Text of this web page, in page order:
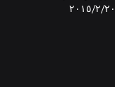
٢٠‏/٢‏/٢٠١٥